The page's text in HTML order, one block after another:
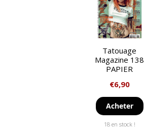
Tatouage
Magazine 138
PAPIER
€6,90
Acheter
18 en stock !